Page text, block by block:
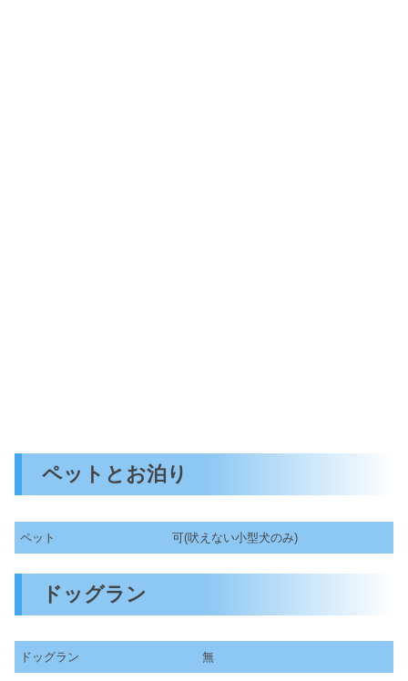
ペットとお泊り
ペット 可(吠えない小型犬のみ)
ドッグラン
ドッグラン 無